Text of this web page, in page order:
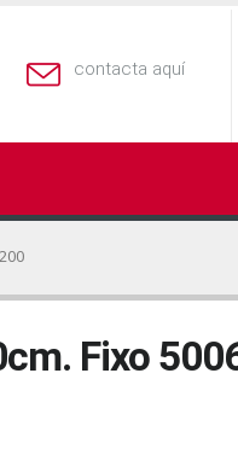
contacta aquí
Fixo